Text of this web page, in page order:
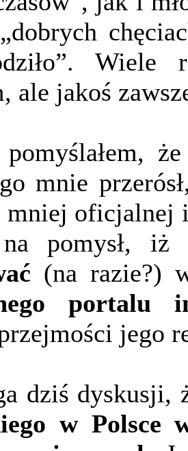
Wiele
ale jakoś
mnie
oficjalnej
na pomysł,
(na razie?)
portalu
jego
dziś dyskusji,
w Polsce